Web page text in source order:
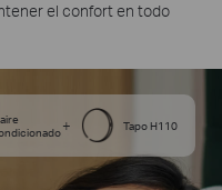
el confort en todo
+ Tapo H110